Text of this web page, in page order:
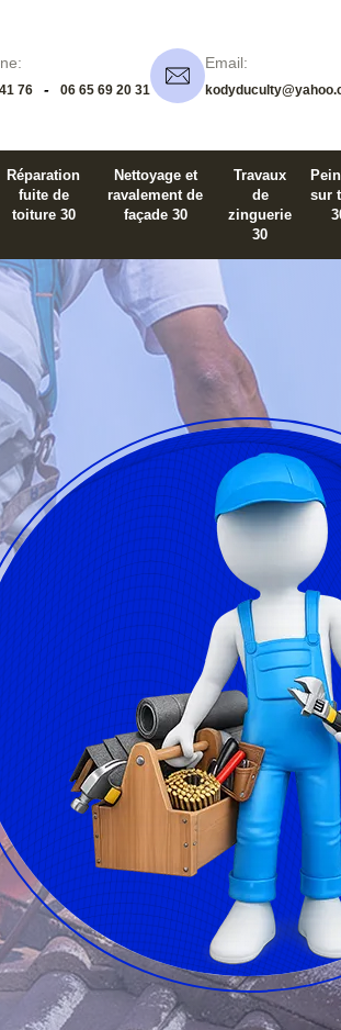
76 - 06 65 69 20 31
Email:
Réparation
fuite de
toiture 30
Nettoyage et
ravalement de
façade 30
Travaux
de
zinguerie
30
sur